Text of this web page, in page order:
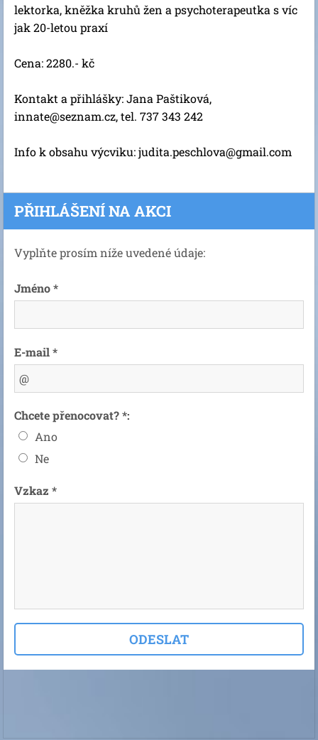
lektorka, kněžka kruhů žen a psychoterapeutka s víc
jak 20-letou praxí
Cena: 2280.- kč
Kontakt a přihlášky: Jana Paštiková,
innate@seznam.cz, tel. 737 343 242
Info k obsahu výcviku: judita.peschlova@gmail.com
PŘIHLÁŠENÍ NA AKCI
Vyplňte prosím níže uvedené údaje:
Jméno *
E-mail *
Chcete přenocovat? *:
Ano
Ne
Vzkaz *